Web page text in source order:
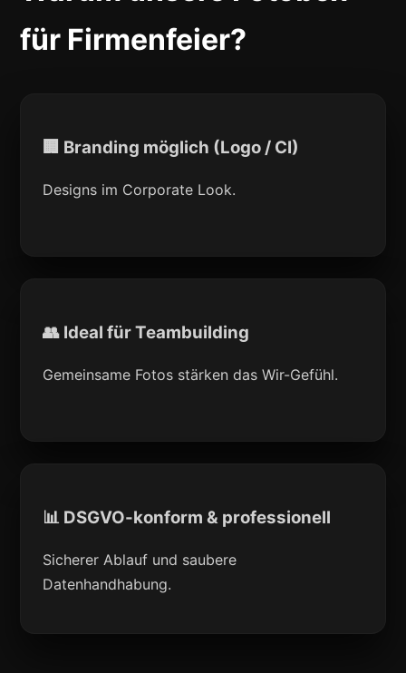
für Firmenfeier?
🏢 Branding möglich (Logo / CI)
Designs im Corporate Look.
👥 Ideal für Teambuilding
Gemeinsame Fotos stärken das Wir-Gefühl.
📊 DSGVO-konform & professionell
Sicherer Ablauf und saubere
Datenhandhabung.